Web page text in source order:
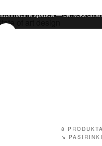
spauda — bet koks
Sublimacinė spauda
8
↘